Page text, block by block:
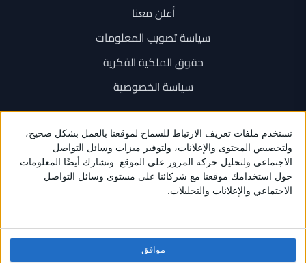
موافق
أعلن معنا
سياسة تصويب المعلومات
حقوق الملكية الفكرية
سياسة الخصوصية
اتصل بنا
+962 6 534 1777
+962 79 202 7000